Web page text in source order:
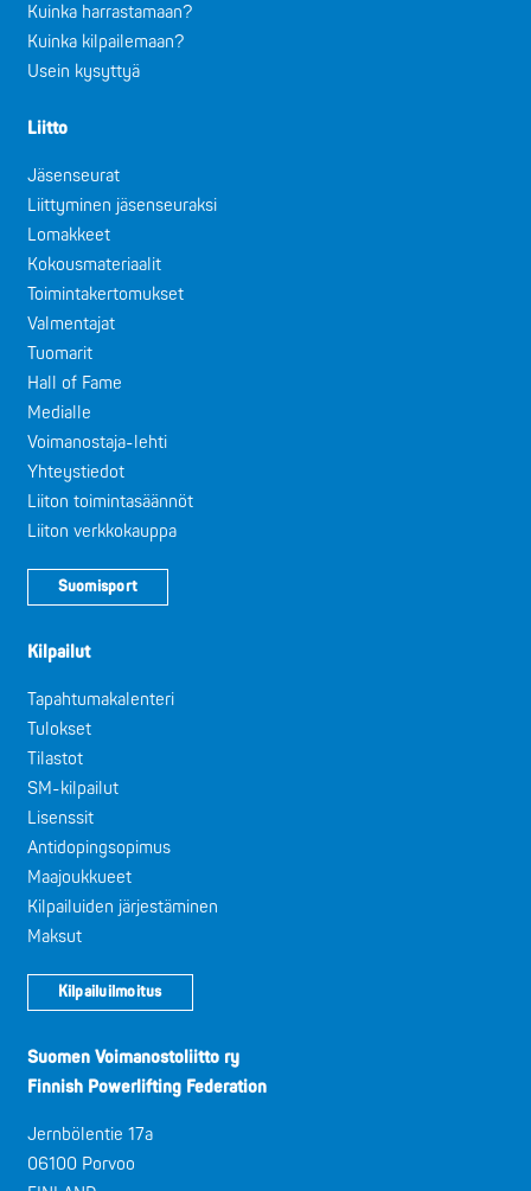
Kuinka harrastamaan?
Kuinka kilpailemaan?
Usein kysyttyä
Liitto
Jäsenseurat
Liittyminen jäsenseuraksi
Lomakkeet
Kokousmateriaalit
Toimintakertomukset
Valmentajat
Tuomarit
Hall of Fame
Medialle
Voimanostaja-lehti
Yhteystiedot
Liiton toimintasäännöt
Liiton verkkokauppa
Suomisport
Kilpailut
Tapahtumakalenteri
Tulokset
Tilastot
SM-kilpailut
Lisenssit
Antidopingsopimus
Maajoukkueet
Kilpailuiden järjestäminen
Maksut
Kilpailuilmoitus
Suomen Voimanostoliitto ry
Finnish Powerlifting Federation
Jernbölentie 17a
06100 Porvoo